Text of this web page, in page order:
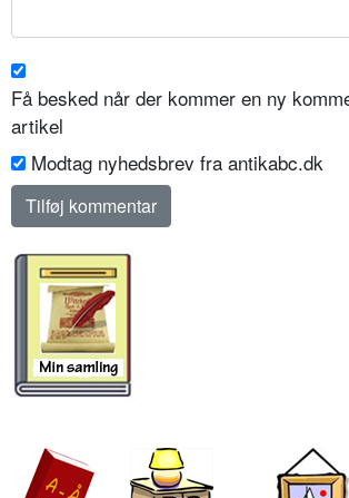
Få besked når der kommer en ny
artikel
Modtag nyhedsbrev fra antikabc.dk